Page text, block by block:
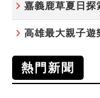
熱門新聞